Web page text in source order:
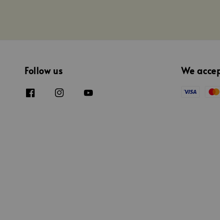
Follow us We